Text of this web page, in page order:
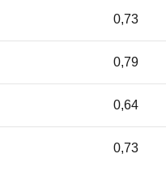
0,73
0,79
0,64
0,73